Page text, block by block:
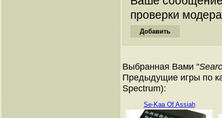
проверки
Выбранная Вами "
Предыдущие игры по
Spectrum):
Se-Kaa Of Assiah